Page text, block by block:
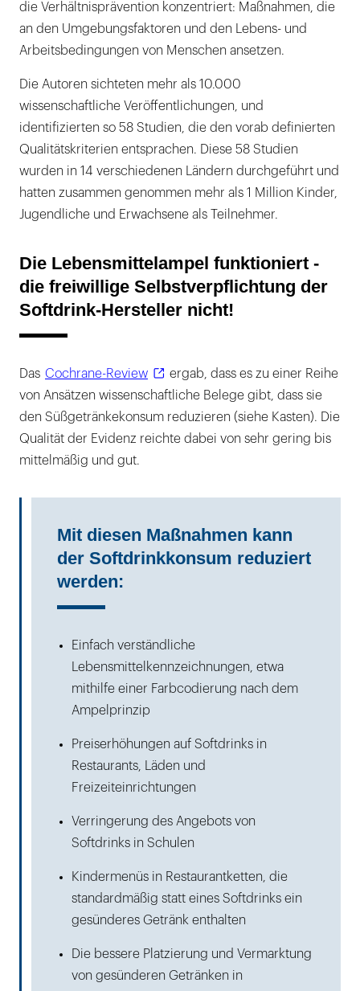
die Verhältnisprävention konzentriert: Maßnahmen, die
an den Umgebungsfaktoren und den Lebens- und
Arbeitsbedingungen von Menschen ansetzen.
Die Autoren sichteten mehr als 10.000
wissenschaftliche Veröffentlichungen, und
identifizierten so 58 Studien, die den vorab definierten
Qualitätskriterien entsprachen. Diese 58 Studien
wurden in 14 verschiedenen Ländern durchgeführt und
hatten zusammen genommen mehr als 1 Million Kinder,
Jugendliche und Erwachsene als Teilnehmer.
Die Lebensmittelampel funktioniert -
die freiwillige Selbstverpflichtung der
Softdrink-Hersteller nicht!
Das Cochrane-Review
ergab, dass es zu einer Reihe
von Ansätzen wissenschaftliche Belege gibt, dass sie
den Süßgetränkekonsum reduzieren (siehe Kasten). Die
Qualität der Evidenz reichte dabei von sehr gering bis
mittelmäßig und gut.
Mit diesen Maßnahmen kann
der Softdrinkkonsum reduziert
werden:
Einfach verständliche
Lebensmittelkennzeichnungen, etwa
mithilfe einer Farbcodierung nach dem
Ampelprinzip
Preiserhöhungen auf Softdrinks in
Restaurants, Läden und
Freizeiteinrichtungen
Verringerung des Angebots von
Softdrinks in Schulen
Kindermenüs in Restaurantketten, die
standardmäßig statt eines Softdrinks ein
gesünderes Getränk enthalten
Die bessere Platzierung und Vermarktung
von gesünderen Getränken in